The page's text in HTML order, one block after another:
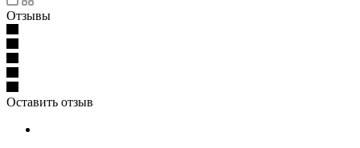
Отзывы
Оставить отзыв